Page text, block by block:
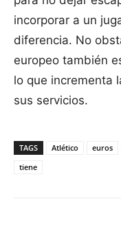
incorporar a un
diferencia. No
europeo también
lo que incrementa
sus servicios.
TAGS Atlético euros
tiene